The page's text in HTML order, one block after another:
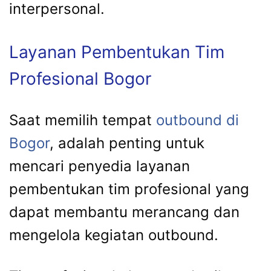
interpersonal.
Layanan Pembentukan Tim
Profesional Bogor
Saat memilih tempat outbound di
Bogor, adalah penting untuk
mencari penyedia layanan
pembentukan tim profesional yang
dapat membantu merancang dan
mengelola kegiatan outbound.